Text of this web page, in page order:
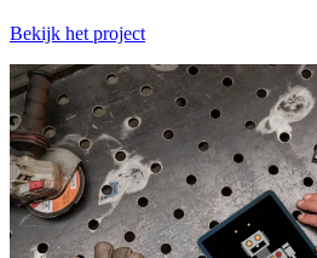
Bekijk het project